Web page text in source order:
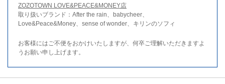
ZOZOTOWN LOVE&PEACE&MONEY店
取り扱いブランド：After the rain、babycheer、
Love&Peace&Money、sense of wonder、キリンのソフィ
お客様にはご不便をおかけいたしますが、何卒ご理解いただきますよ
うお願い申し上げます。